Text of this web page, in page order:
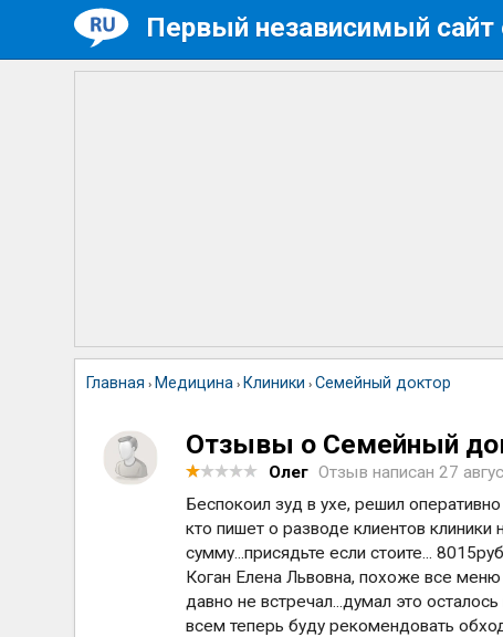
Первый независимый сайт
Главная › Медицина › Клиники ›Семейный доктор
Отзывы о Семейный
Олег Отзыв написан27
Беспокоил зуд в ухе, решил
кто пишет о разводе клиентов клиники
сумму...присядьте если стоите...
Коган Елена Львовна, похоже все меню
давно не встречал...думал это
всем теперь буду рекомендовать